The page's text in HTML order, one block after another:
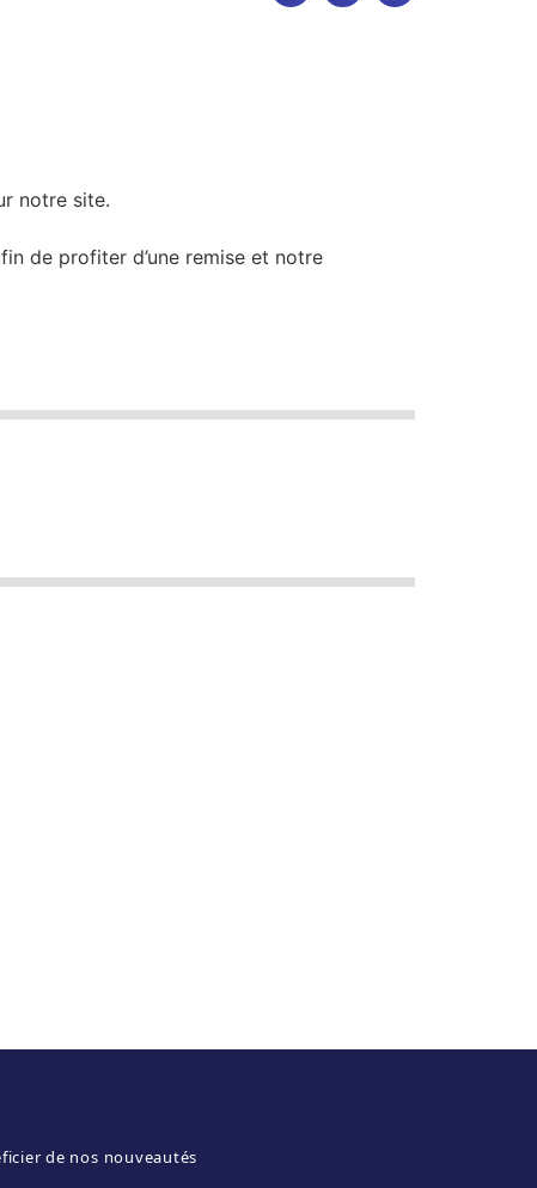
notre site.
de profiter d’une remise et notre
de nos nouveautés